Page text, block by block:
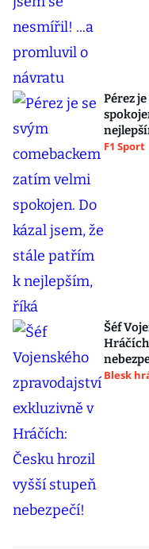
Pérez
F1 Sport
Šéf
Blesk